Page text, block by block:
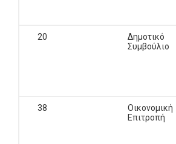
20
Δημοτικό
Συμβούλιο
38
Οικονομική
Επιτροπή